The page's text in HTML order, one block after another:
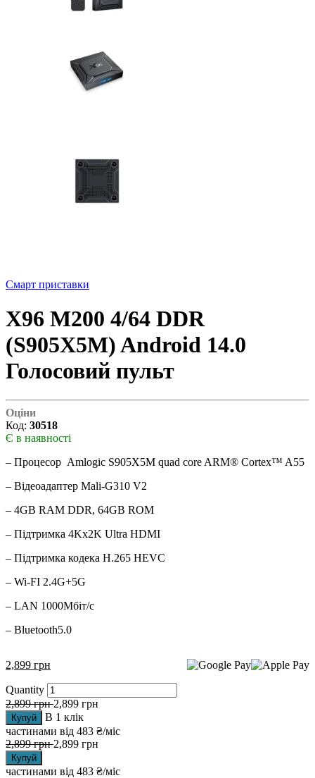
Смарт приставки
X96 M200 4/64 DDR
(S905X5M) Android 14.0
Голосовий пульт
Оціни
Код: 30518
Є в наявності
– Процесор Amlogic S905X5M quad core ARM® Cortex™ A55
– Відеоадаптер Mali-G310 V2
– 4GB RAM DDR, 64GB ROM
– Підтримка 4Kx2K Ultra HDMI
– Підтримка кодека H.265 HEVC
– Wi-FI 2.4G+5G
– LAN 1000Мбіт/с
– Bluetooth5.0
2,899 грн
Quantity
2,899грн 2,899 грн
Купуй
В 1 клік
частинами від 483 ₴/міс
2,899грн 2,899 грн
Купуй
частинами від 483 ₴/міс